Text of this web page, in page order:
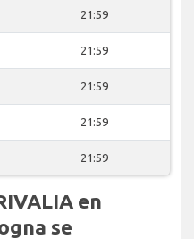
21:59
21:59
21:59
21:59
21:59
en
se